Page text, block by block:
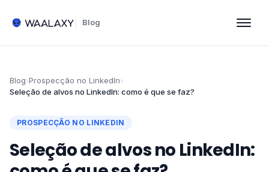
Blog
Blog›Prospecção no LinkedIn›
Seleção de alvos no LinkedIn: como é que se faz?
PROSPECÇÃO NO LINKEDIN
Seleção de alvos no LinkedIn: